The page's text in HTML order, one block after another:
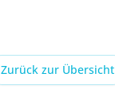
Zurück zur Übersicht